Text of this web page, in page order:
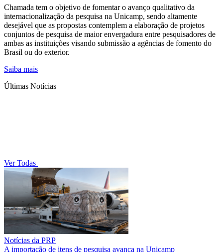
Chamada tem o objetivo de fomentar o avanço qualitativo da
internacionalização da pesquisa na Unicamp, sendo altamente
desejável que as propostas contemplem a elaboração de projetos
conjuntos de pesquisa de maior envergadura entre pesquisadores de
ambas as instituições visando submissão a agências de fomento do
Brasil ou do exterior.
Saiba mais
Últimas Notícias
Ver Todas
Notícias da PRP
A importação de itens de pesquisa avança na Unicamp